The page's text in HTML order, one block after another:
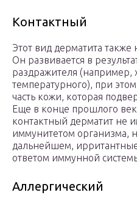
Контактный
Этот вид дерматита
Он развивается в
раздражителя (например,
температурного), при
часть кожи, которая
Еще в конце прошлого
контактный дерматит не
иммунитетом организма,
дальнейшем,
ответом иммунной
Аллергический